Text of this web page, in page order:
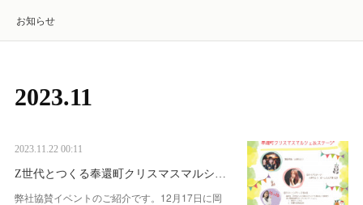
お知らせ
2023.11
2023.11.22 00:11
Z世代とつくる奉還町クリスマスマルシ…
弊社協賛イベントのご紹介です。12月17日に岡